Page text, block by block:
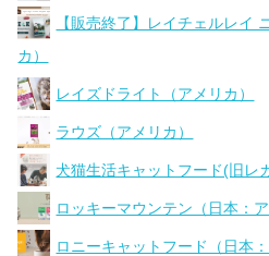
【販売終了】レイチェルレイ
カ）
レイズドライト（アメリカ）
ラウズ（アメリカ）
犬猫生活キャットフード(旧レ
ロッキーマウンテン（日本：ア
ロニーキャットフード（日本：